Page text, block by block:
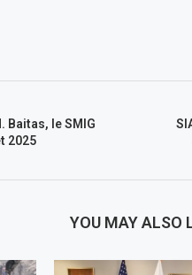
Baitas, le SMIG
2025
YOU MAY ALSO